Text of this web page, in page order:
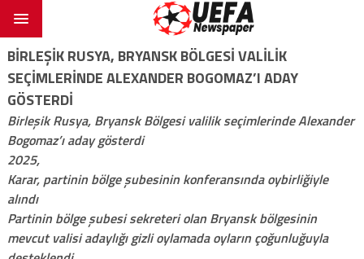
BIRLEŞIK RUSYA, BRYANSK BÖLGESI VALILIK
SEÇIMLERINDE ALEXANDER BOGOMAZ’I ADAY
GÖSTERDI
Birleşik Rusya, Bryansk Bölgesi valilik seçimlerinde Alexander
Bogomaz’ı aday gösterdi
2025,
Karar, partinin bölge şubesinin konferansında oybirliğiyle
alındı
Partinin bölge şubesi sekreteri olan Bryansk bölgesinin
mevcut valisi adaylığı gizli oylamada oyların çoğunluğuyla